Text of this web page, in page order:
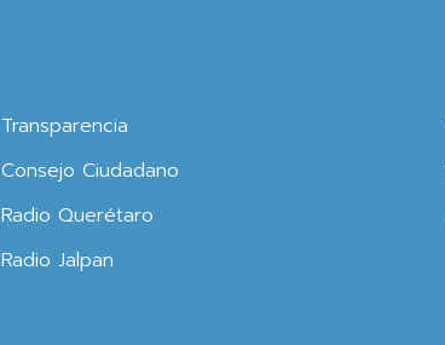
Transparencia
Consejo Ciudadano
Radio Querétaro
Radio Jalpan